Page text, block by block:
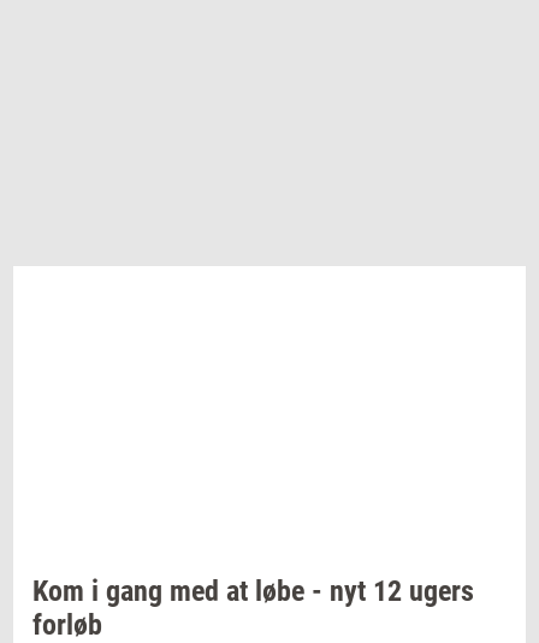
Kom i gang med at løbe - nyt 12 ugers
for­løb